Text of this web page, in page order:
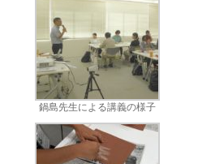
鍋島先生による講義の様子